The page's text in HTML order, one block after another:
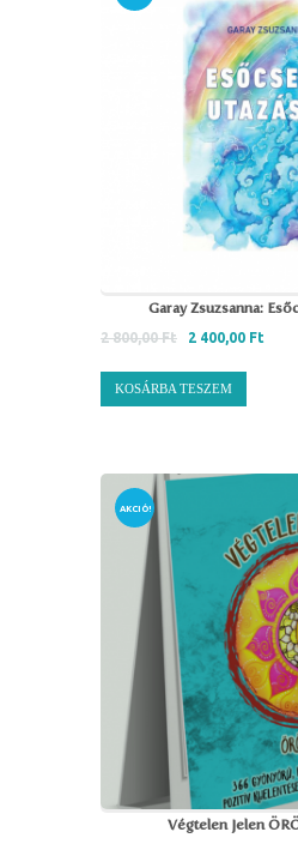
Garay Zsuzsanna:
2 800,00Ft 2 400,00 Ft
KOSÁRBA TESZEM
AKCIÓ!
Végtelen Jelen